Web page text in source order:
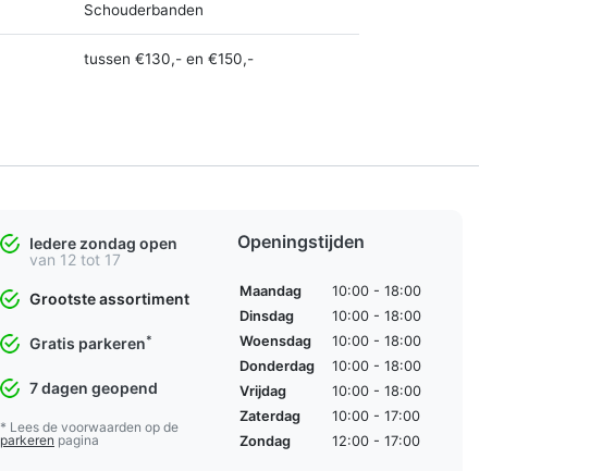
Schouderbanden
tussen €130,- en €150,-
Iedere zondag open
van 12 tot 17
Grootste assortiment
Gratis parkeren*
7 dagen geopend
* Lees de voorwaarden op de
parkeren pagina
Openingstijden
Maandag
10:00 - 18:00
Dinsdag
10:00 - 18:00
Woensdag
10:00 - 18:00
Donderdag
10:00 - 18:00
Vrijdag
10:00 - 18:00
Zaterdag
10:00 - 17:00
Zondag
12:00 - 17:00